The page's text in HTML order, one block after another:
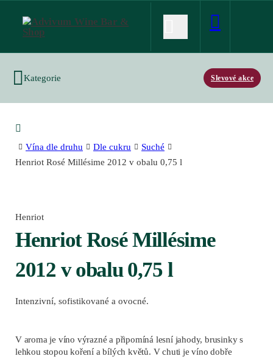
Kategorie Slevové akce
Vína dle druhu Dle cukru
Suché
Henriot Rosé Millésime 2012 v obalu 0,75 l
Henriot
Henriot Rosé Millésime
2012 v obalu 0,75 l
Intenzivní, sofistikované a ovocné.
V aroma je víno výrazné a připomíná lesní jahody, brusinky s
lehkou stopou koření a bílých květů. V chuti je víno dobře